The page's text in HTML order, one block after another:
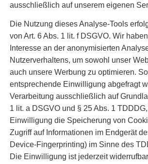
ausschließlich auf unserem eigenen
Die Nutzung dieses Analyse-Tools
von Art. 6 Abs. 1 lit. f DSGVO. Wir
Interesse an der anonymisierten
Nutzerverhaltens, um sowohl unser
auch unsere Werbung zu optimieren.
entsprechende Einwilligung abgefragt
Verarbeitung ausschließlich auf
1 lit. a DSGVO und § 25 Abs. 1
Einwilligung die Speicherung von
Zugriff auf Informationen im Endgerät
Device-Fingerprinting) im Sinne des
Die Einwilligung ist jederzeit